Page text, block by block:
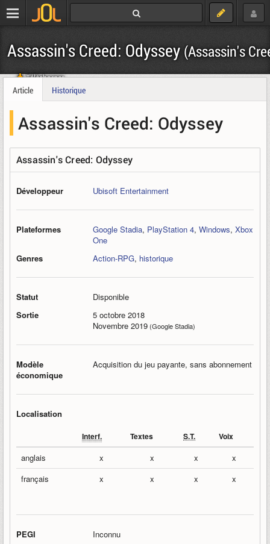
Assassin's Creed: Odyssey(Assassin's
Télécharger
Article
Historique
Assassin's Creed: Odyssey
Assassin's Creed: Odyssey
Développeur Ubisoft Entertainment
Plateformes Google Stadia, PlayStation 4, Windows, Xbox
One
Genres
Action-RPG, historique
Statut
Disponible
Sortie
5 octobre 2018
Novembre 2019(Google Stadia)
Modèle
économique
Acquisition du jeu payante, sans abonnement
Localisation
Interf. Textes S.T. Voix
anglais x x x
x
français
x x x x
PEGI Inconnu